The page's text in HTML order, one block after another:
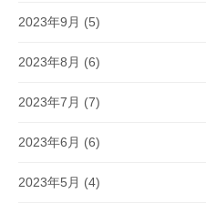
2023年9月 (5)
2023年8月 (6)
2023年7月 (7)
2023年6月 (6)
2023年5月 (4)